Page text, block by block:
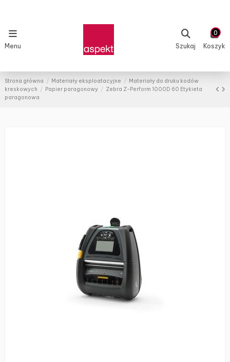
Menu Szukaj
0
Koszyk
Strona główna Materiały eksploatacyjne
Materiały do druku kodów
kreskowych
Papier paragonowy
Zebra Z-Perform 1000D 60 Etykieta
paragonowa